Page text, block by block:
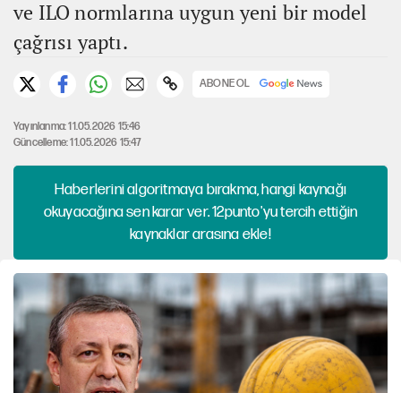
ve ILO normlarına uygun yeni bir model
çağrısı yaptı.
ABONE OL
Yayınlanma: 11.05.2026 15:46
Güncelleme: 11.05.2026 15:47
Haberlerini algoritmaya bırakma, hangi kaynağı
okuyacağına sen karar ver. 12punto'yu tercih ettiğin
kaynaklar arasına ekle!